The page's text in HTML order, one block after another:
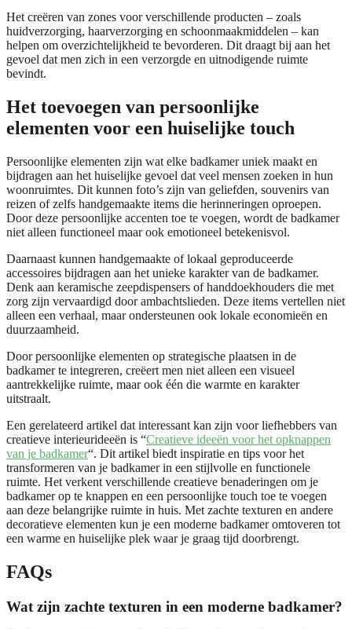
Het creëren van zones voor verschillende producten – zoals
huidverzorging, haarverzorging en schoonmaakmiddelen – kan
helpen om overzichtelijkheid te bevorderen. Dit draagt bij aan het
gevoel dat men zich in een verzorgde en uitnodigende ruimte
bevindt.
Het toevoegen van persoonlijke
elementen voor een huiselijke touch
Persoonlijke elementen zijn wat elke badkamer uniek maakt en
bijdragen aan het huiselijke gevoel dat veel mensen zoeken in hun
woonruimtes. Dit kunnen foto’s zijn van geliefden, souvenirs van
reizen of zelfs handgemaakte items die herinneringen oproepen.
Door deze persoonlijke accenten toe te voegen, wordt de badkamer
niet alleen functioneel maar ook emotioneel betekenisvol.
Daarnaast kunnen handgemaakte of lokaal geproduceerde
accessoires bijdragen aan het unieke karakter van de badkamer.
Denk aan keramische zeepdispensers of handdoekhouders die met
zorg zijn vervaardigd door ambachtslieden. Deze items vertellen niet
alleen een verhaal, maar ondersteunen ook lokale economieën en
duurzaamheid.
Door persoonlijke elementen op strategische plaatsen in de
badkamer te integreren, creëert men niet alleen een visueel
aantrekkelijke ruimte, maar ook één die warmte en karakter
uitstraalt.
Een gerelateerd artikel dat interessant kan zijn voor liefhebbers van
creatieve interieurideeën is “Creatieve ideeën voor het opknappen
van je badkamer“. Dit artikel biedt inspiratie en tips voor het
transformeren van je badkamer in een stijlvolle en functionele
ruimte. Het verkent verschillende creatieve benaderingen om je
badkamer op te knappen en een persoonlijke touch toe te voegen
aan deze belangrijke ruimte in huis. Met zachte texturen en andere
decoratieve elementen kun je een moderne badkamer omtoveren tot
een warme en huiselijke plek waar je graag tijd doorbrengt.
FAQs
Wat zijn zachte texturen in een moderne badkamer?